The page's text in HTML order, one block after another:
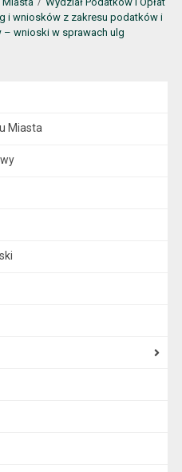
i wniosków z zakresu podatków i
– wnioski w sprawach ulg
Miasta